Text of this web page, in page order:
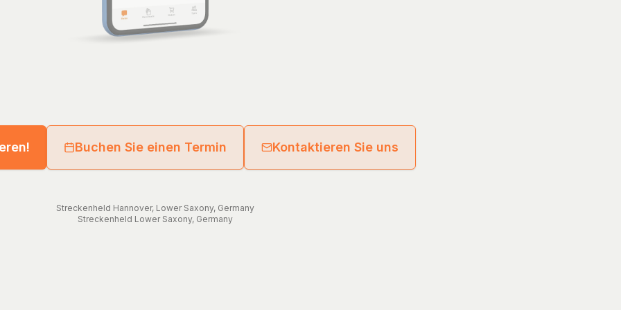
Buchen Sie einen Termin Kontaktieren Sie uns
Streckenheld Hannover, Lower Saxony, Germany
Streckenheld Lower Saxony, Germany